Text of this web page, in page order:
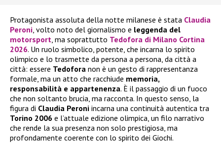
Protagonista assoluta della notte milanese è stata Claudia
Peroni , volto noto del giornalismo e leggenda del
motorsport , ma soprattutto Tedofora di Milano Cortina
2026. Un ruolo simbolico, potente, che incarna lo spirito
olimpico e lo trasmette da persona a persona, da città a
città: essere Tedofora non è un gesto di rappresentanza
formale, ma un atto che racchiude memoria,
responsabilità e appartenenza. È il passaggio di un fuoco
che non soltanto brucia, ma racconta. In questo senso, la
figura di Claudia Peroni incarna una continuità autentica tra
Torino 2006 e l’attuale edizione olimpica, un filo narrativo
che rende la sua presenza non solo prestigiosa, ma
profondamente coerente con lo spirito dei Giochi.